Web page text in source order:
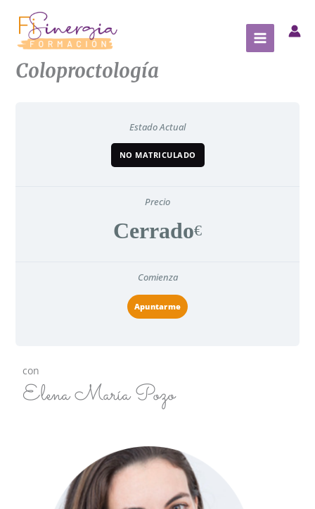
contenido
Coloproctología
Estado Actual
NO MATRICULADO
Precio
Cerrado
Comienza
Apuntarme
con
Elena María Pozo